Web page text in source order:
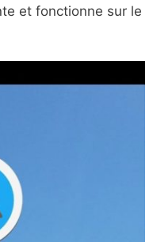
et fonctionne sur le